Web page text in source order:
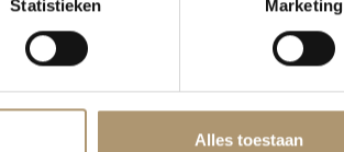
Statistieken Marketing
Alles toestaan